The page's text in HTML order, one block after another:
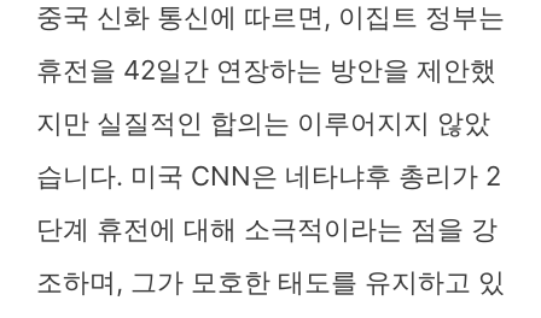
중국 신화 통신에 따르면, 이집트 정부는
휴전을 42일간 연장하는 방안을 제안했
지만 실질적인 합의는 이루어지지 않았
습니다. 미국 CNN은 네타냐후 총리가 2
단계 휴전에 대해 소극적이라는 점을 강
조하며, 그가 모호한 태도를 유지하고 있